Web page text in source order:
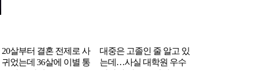
20살부터 결혼 전제로 사
귀었는데 36살에 이별 통
대중은 고졸인 줄 알고 있
는데…사실 대학원 우수